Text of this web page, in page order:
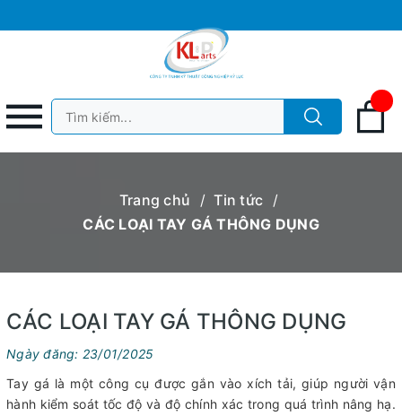
Trang chủ / Tin tức /
CÁC LOẠI TAY GÁ THÔNG DỤNG
CÁC LOẠI TAY GÁ THÔNG DỤNG
Ngày đăng: 23/01/2025
Tay gá là một công cụ được gắn vào xích tải, giúp người vận
hành kiểm soát tốc độ và độ chính xác trong quá trình nâng hạ.